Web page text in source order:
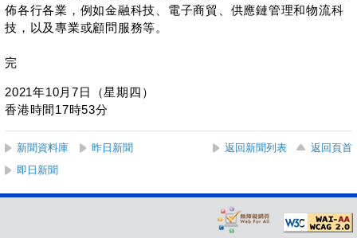
佈各行各業，例如金融科技、電子商貿、供應鏈管理和物流科
技，以及專業或顧問服務等。
完
2021年10月7日（星期四）
香港時間17時53分
新聞資料庫 昨日新聞 返回新聞列表
返回頁首
即日新聞